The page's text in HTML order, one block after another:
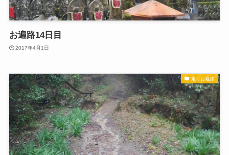
お遍路14日目
2017年4月1日
走りお遍路